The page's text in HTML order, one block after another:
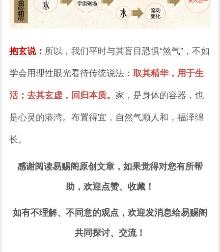
抱玄说： 所以，我们平时与其盲目恐惧“煞气”，不如
学会用理性眼光看待传统说法：取其精华，用于生
活；去其玄虚，回归本质。 家，是身体的容器，也
是心灵的港湾。布置得宜，自然气顺人和，福泽绵
长。
感谢阅读易赐阁原创文章，如果觉得对您有所帮
助，欢迎点赞、收藏！
如有不理解、不同意的观点，欢迎发消息给易赐阁
共同探讨、交流！